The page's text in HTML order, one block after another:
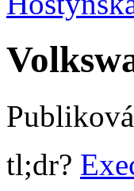
tl;dr?